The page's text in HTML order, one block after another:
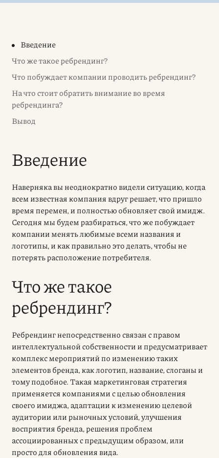
Введение
Что же такое ребрендинг?
Что побуждает компании проводить ребрендинг?
На что стоит обратить внимание во время
ребрендинга?
Вывод
Введение
Наверняка вы неоднократно видели ситуацию, когда
всем известная компания вдруг решает, что пришло
время перемен, и полностью обновляет свой имидж.
Сегодня мы будем разбираться, что же побуждает
компании менять любимые всеми названия и
логотипы, и как правильно это делать, чтобы не
потерять расположение потребителя.
Что же такое
ребрендинг?
Ребрендинг непосредственно связан с правом
интеллектуальной собственности и предусматривает
комплекс мероприятий по изменению таких
элементов бренда, как логотип, название, слоганы и
тому подобное. Такая маркетинговая стратегия
применяется компаниями с целью обновления
своего имиджа, адаптации к изменению целевой
аудитории или рыночных условий, улучшения
восприятия бренда, решения проблем
ассоциированных с предыдущим образом, или
просто для обновления вида.